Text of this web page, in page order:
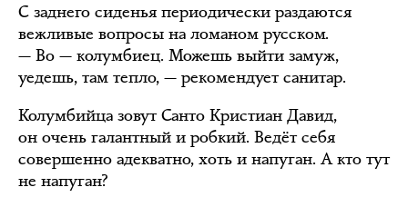
С заднего сиденья периодически раздаются
вежливые вопросы на ломаном русском.
— Во — колумбиец. Можешь выйти замуж,
уедешь, там тепло, — рекомендует санитар.
Колумбийца зовут Санто Кристиан Давид,
он очень галантный и робкий. Ведёт себя
совершенно адекватно, хоть и напуган. А кто тут
не напуган?